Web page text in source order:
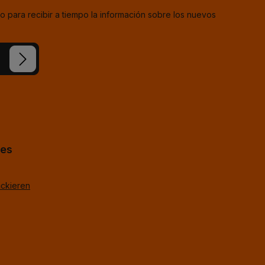
para recibir a tiempo la información sobre los nuevos